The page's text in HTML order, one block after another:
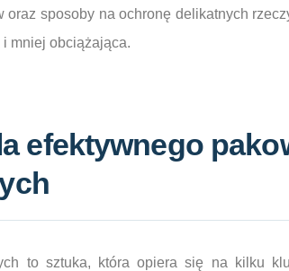
oraz sposoby na ochronę delikatnych
mniej obciążająca.
efektywnego
to sztuka, która opiera się na kilku